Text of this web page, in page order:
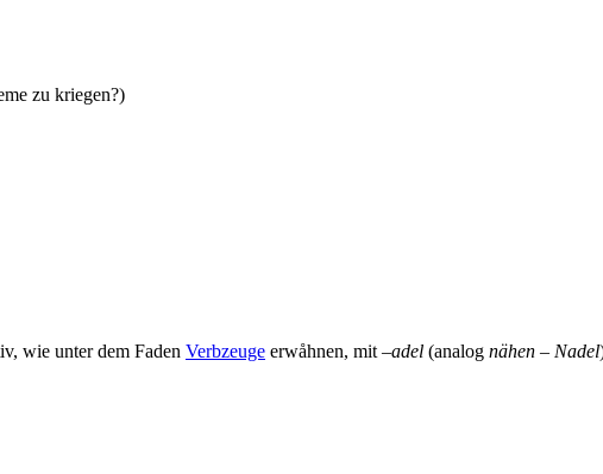
zu kriegen?)
wie unter dem Faden Verbzeuge erwåhnen, mit –adel (analog nähen – Nadel